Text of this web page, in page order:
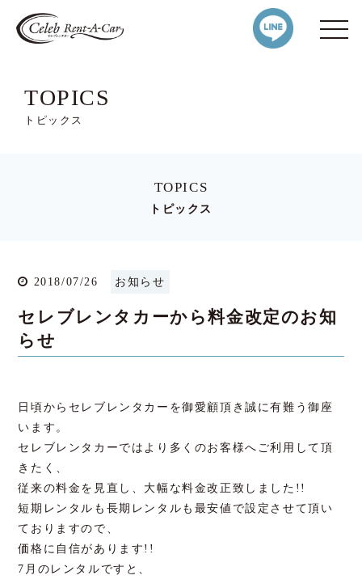
TOPICS
トピックス
TOPICS
トピックス
2018/07/26 お知らせ
セレブレンタカーから料金改定のお知
らせ
日頃からセレブレンタカーを御愛顧頂き誠に有難う御座
います。
セレブレンタカーではより多くのお客様へご利用して頂
きたく、
従来の料金を見直し、大幅な料金改正致しました!!
短期レンタルも長期レンタルも最安値で設定させて頂い
ておりますので、
価格に自信があります!!
7月のレンタルですと、